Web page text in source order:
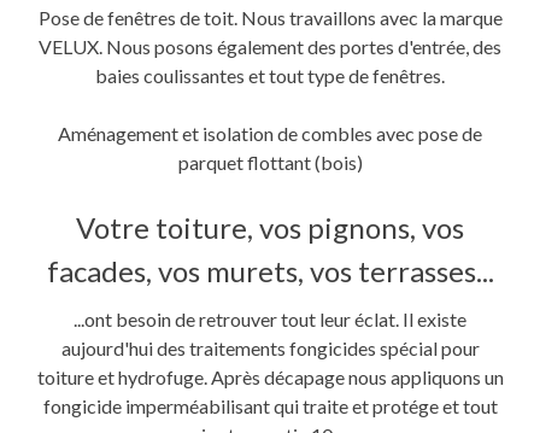
Pose de fenêtres de toit. Nous travaillons avec la marque
VELUX. Nous posons également des portes d'entrée, des
baies coulissantes et tout type de fenêtres.
Aménagement et isolation de combles avec pose de
parquet flottant (bois)
Votre toiture, vos pignons, vos
facades, vos murets, vos terrasses...
...ont besoin de retrouver tout leur éclat. Il existe
aujourd'hui des traitements fongicides spécial pour
toiture et hydrofuge. Après décapage nous appliquons un
fongicide imperméabilisant qui traite et protége et tout